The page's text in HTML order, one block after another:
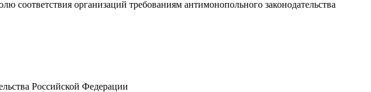
организаций требованиям антимонопольного законодательства
Российской Федерации